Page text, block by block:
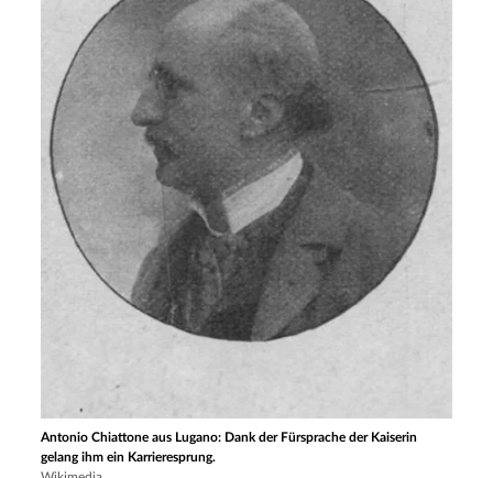
Antonio Chiattone aus Lugano: Dank der Fürsprache der Kaiserin
gelang ihm ein Karrieresprung.